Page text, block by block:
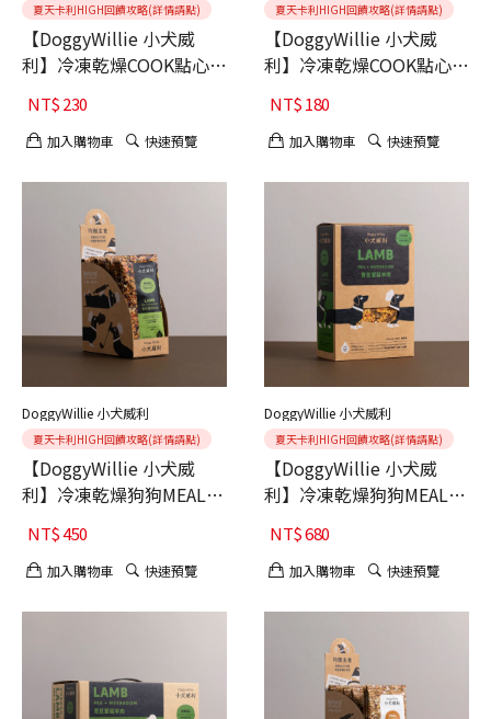
夏天卡利HIGH回饋攻略(詳情請點)
【DoggyWillie 小犬威
利】冷凍乾燥COOK點心
犬 COOK 骰子羊肉30g
NT$230
加入購物車 快速預覽
夏天卡利HIGH回饋攻略(詳情請點)
【DoggyWillie 小犬威
利】冷凍乾燥COOK點心
犬 COOK 鮮蔬百匯25g
NT$180
加入購物車 快速預覽
DoggyWillie 小犬威利
夏天卡利HIGH回饋攻略(詳情請點)
【DoggyWillie 小犬威
利】冷凍乾燥狗狗MEAL主
食 青豆蕈菇羊肉 15g 6入
NT$450
加入購物車 快速預覽
DoggyWillie 小犬威利
夏天卡利HIGH回饋攻略(詳情請點)
【DoggyWillie 小犬威
利】冷凍乾燥狗狗MEAL主
食 青豆蕈菇羊肉 200g
NT$680
加入購物車 快速預覽